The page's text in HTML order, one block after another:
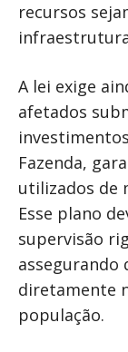
recursos
A lei exige
afetados
Fazenda,
utilizados de
Esse plano
supervisão
assegurando
diretamente
população.